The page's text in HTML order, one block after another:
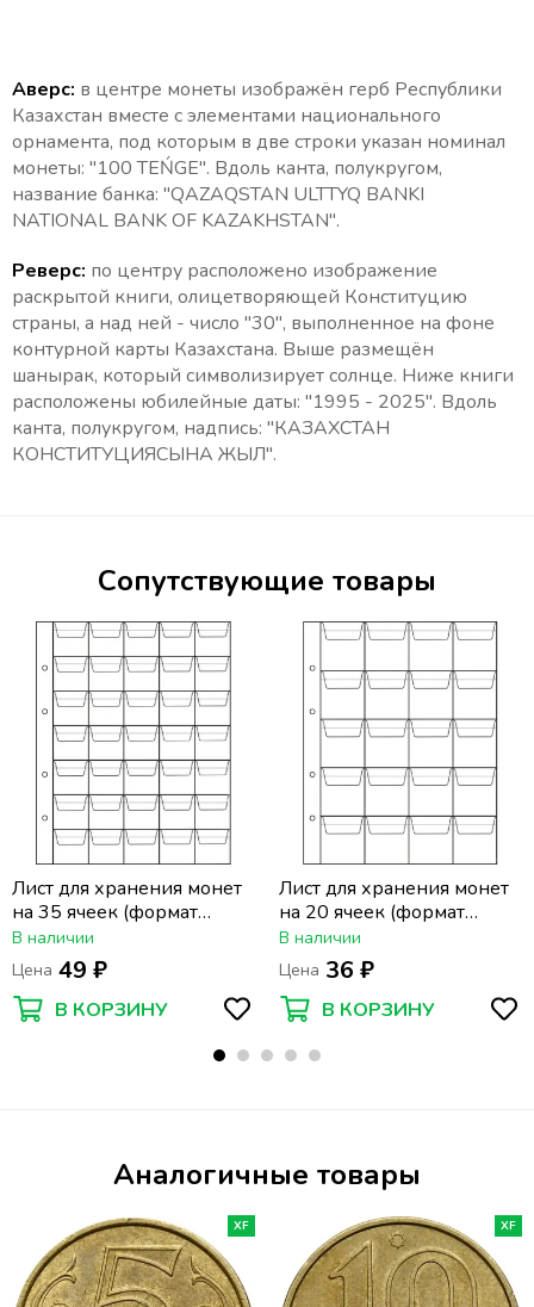
Аверс: в центре монеты изображён герб Республики
Казахстан вместе с элементами национального
орнамента, под которым в две строки указан номинал
монеты: "100 TEŃGE". Вдоль канта, полукругом,
название банка: "QAZAQSTAN ULTTYQ BANKI
NATIONAL BANK OF KAZAKHSTAN".
Реверс: по центру расположено изображение
раскрытой книги, олицетворяющей Конституцию
страны, а над ней - число "30", выполненное на фоне
контурной карты Казахстана. Выше размещён
шанырак, который символизирует солнце. Ниже книги
расположены юбилейные даты: "1995 - 2025". Вдоль
канта, полукругом, надпись: "КАЗАХСТАН
КОНСТИТУЦИЯСЫНА ЖЫЛ".
Сопутствующие товары
Лист для хранения монет
на 35 ячеек (формат
Optima) (200х250 мм)
В наличии
Цена 49 ₽
В КОРЗИНУ
Лист для хранения монет
на 20 ячеек (формат
Optima) (200х250 мм)
В наличии
Цена 36 ₽
В КОРЗИНУ
Аналогичные товары
XF XF